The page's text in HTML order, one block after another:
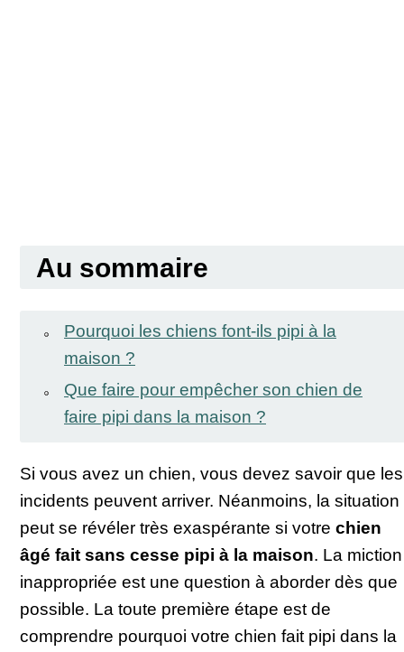
Au sommaire
Pourquoi les chiens font-ils pipi à la
maison ?
Que faire pour empêcher son chien de
faire pipi dans la maison ?
Si vous avez un chien, vous devez savoir que les
incidents peuvent arriver. Néanmoins, la situation
peut se révéler très exaspérante si votre chien
âgé fait sans cesse pipi à la maison. La miction
inappropriée est une question à aborder dès que
possible. La toute première étape est de
comprendre pourquoi votre chien fait pipi dans la